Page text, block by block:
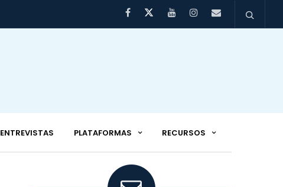
ENTREVISTAS PLATAFORMAS RECURSOS